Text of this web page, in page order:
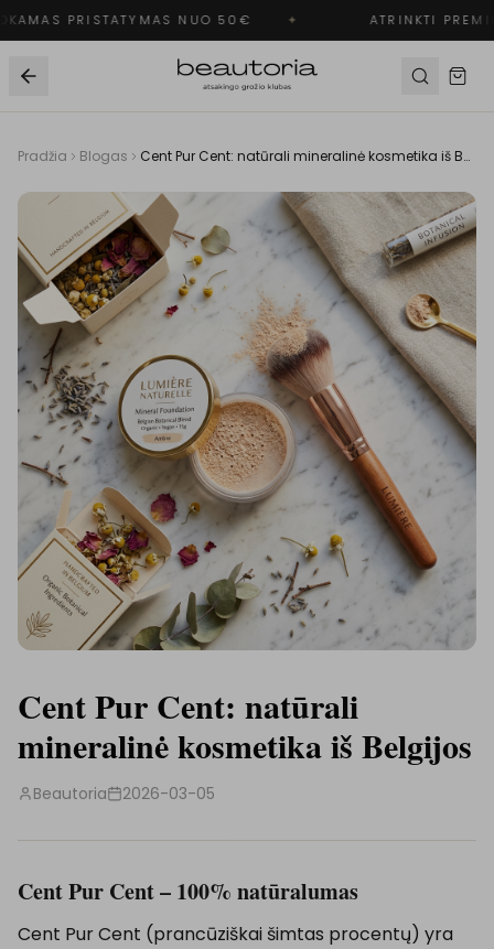
PRISTATYMAS NUO 50€ ✦ ATRINKTI
Pradžia Blogas Cent Pur Cent: natūrali mineralinė kosmetika iš Belgijos
Cent Pur Cent: natūrali
mineralinė kosmetika iš Belgijos
Beautoria 2026-03-05
Cent Pur Cent – 100% natūralumas
Cent Pur Cent (prancūziškai šimtas procentų) yra